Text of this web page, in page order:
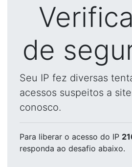
de
Seu IP fez diversas
acessos suspeitos a
conosco.
Para liberar o acesso do IP
responda ao desafio abaixo.